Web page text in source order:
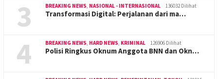
3 BREAKING NEWS NASIONAL - INTERNASIONAL 136032 Dilihat
Transformasi Digital: Perjalanan dari ma…
4 BREAKING NEWS HARD NEWS KRIMINAL 126906 Dilihat
Polisi Ringkus Oknum Anggota BNN dan Okn…